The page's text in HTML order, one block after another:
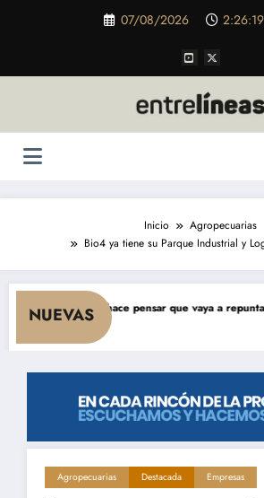
07/08/2026
Inicio
Agropecuarias
Bio4 ya tiene su Parque Industrial y
NUEVAS
y nada hace pensar que vaya a repuntar»
Agropecuarias Destacada Empresas